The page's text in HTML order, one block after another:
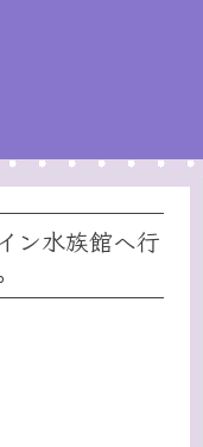
ン水族館へ行